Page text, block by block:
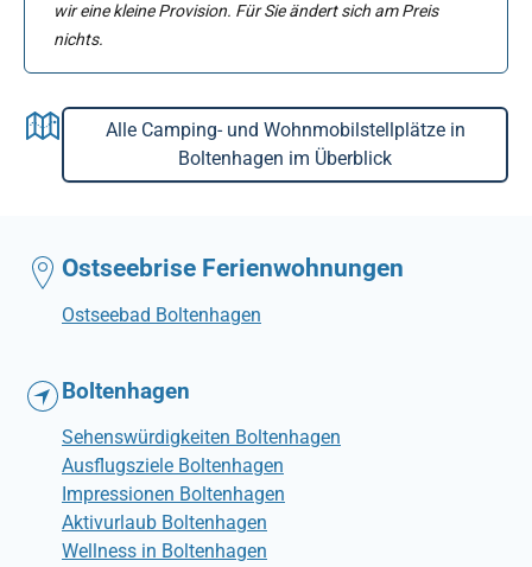
wir eine kleine Provision. Für Sie ändert sich am Preis
nichts.
Alle Camping- und Wohnmobilstellplätze in
Boltenhagen im Überblick
Ostseebrise Ferienwohnungen
Ostseebad Boltenhagen
Boltenhagen
Sehenswürdigkeiten Boltenhagen
Ausflugsziele Boltenhagen
Impressionen Boltenhagen
Aktivurlaub Boltenhagen
Wellness in Boltenhagen